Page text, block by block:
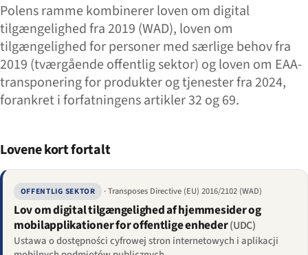
Polens ramme kombinerer loven om digital
tilgængelighed fra 2019 (WAD), loven om
tilgængelighed for personer med særlige behov fra
2019 (tværgående offentlig sektor) og loven om EAA-
transponering for produkter og tjenester fra 2024,
forankret i forfatningens artikler 32 og 69.
Lovene kort fortalt
OFFENTLIG SEKTOR · Transposes Directive (EU) 2016/2102 (WAD)
Lov om digital tilgængelighed af hjemmesider og
mobilapplikationer for offentlige enheder(UDC)
Ustawa o dostępności cyfrowej stron internetowych i aplikacji